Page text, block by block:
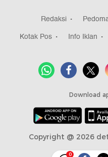
0
Redaksi
Kotak Pos
Info Iklan
Download
Copyright @ 2026